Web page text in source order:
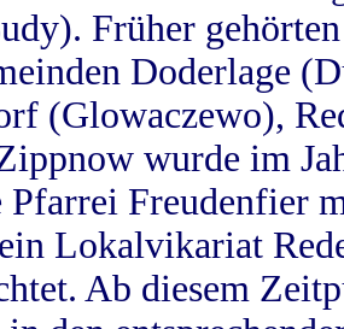
Früher
Doderlage
(Glowaczewo),
wurde im
Pfarrei Freudenfier
Lokalvikariat
Ab diesem